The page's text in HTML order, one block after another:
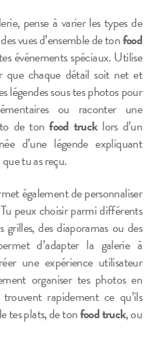
pense à varier les types de
vues d’ensemble de tonfood
événements spéciaux. Utilise
que chaque détail soit net et
légendes sous tes photos pour
ou raconter une
de tonfood trucklors d’un
d’une légende expliquant
tu as reçu.
également de personnaliser
peux choisir parmi différents
des diaporamas ou des
d’adapter la galerie à
une expérience utilisateur
organiser tes photos en
rapidement ce qu’ils
tes plats, de tonfood truck, ou